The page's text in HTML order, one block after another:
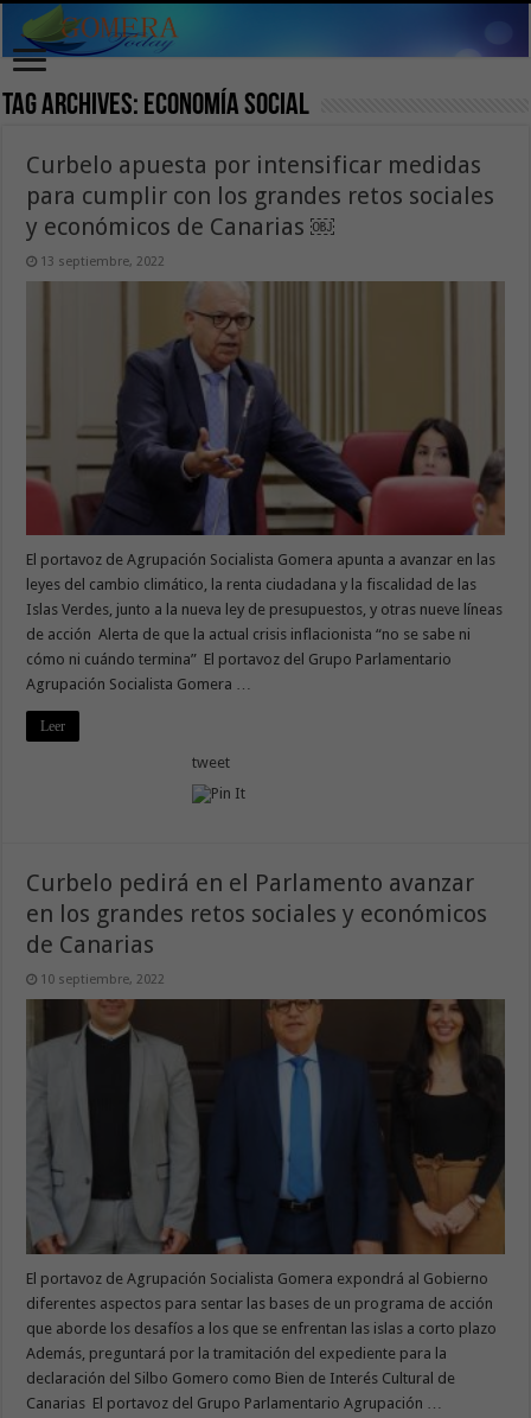
Tag Archives: Economía social
Curbelo apuesta por intensificar medidas
para cumplir con los grandes retos sociales
y económicos de Canarias ￼
13 septiembre, 2022
El portavoz de Agrupación Socialista Gomera apunta a avanzar en las
leyes del cambio climático, la renta ciudadana y la fiscalidad de las
Islas Verdes, junto a la nueva ley de presupuestos, y otras nueve líneas
de acción Alerta de que la actual crisis inflacionista “no se sabe ni
cómo ni cuándo termina” El portavoz del Grupo Parlamentario
Agrupación Socialista Gomera …
Leer
tweet
Curbelo pedirá en el Parlamento avanzar
en los grandes retos sociales y económicos
de Canarias
10 septiembre, 2022
El portavoz de Agrupación Socialista Gomera expondrá al Gobierno
diferentes aspectos para sentar las bases de un programa de acción
que aborde los desafíos a los que se enfrentan las islas a corto plazo
Además, preguntará por la tramitación del expediente para la
declaración del Silbo Gomero como Bien de Interés Cultural de
Canarias El portavoz del Grupo Parlamentario Agrupación …